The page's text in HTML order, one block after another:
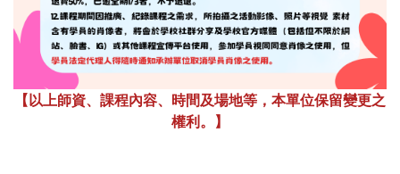
【以上師資、課程內容、時間及場地等，本單位保留變更之
權利。】